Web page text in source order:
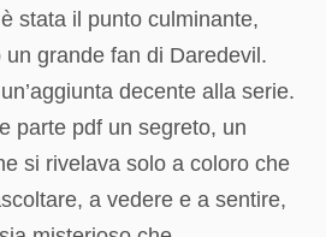
stata il punto culminante,
grande fan di Daredevil.
decente alla serie.
parte pdf un segreto, un
si rivelava solo a coloro che
a vedere e a sentire,